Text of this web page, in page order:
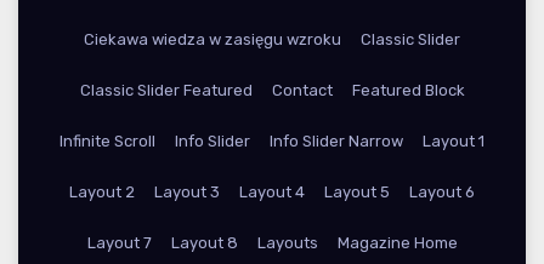
Ciekawa wiedza w zasięgu wzroku Classic Slider
Classic Slider Featured Contact Featured Block
Infinite Scroll Info Slider Info Slider Narrow Layout 1
Layout 2 Layout 3 Layout 4 Layout 5 Layout 6
Layout 7 Layout 8 Layouts Magazine Home